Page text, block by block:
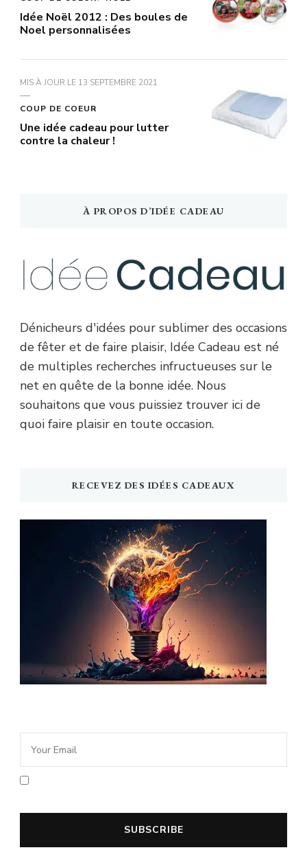
Idée Noël 2012 : Des boules de
Noel personnalisées
MIS À JOUR LE 13 SEPTEMBRE 2021
COUP DE COEUR
Une idée cadeau pour lutter
contre la chaleur !
À PROPOS D’IDÉE CADEAU
Dénicheurs d'idées pour sublimer des occasions
de fêter et de faire plaisir, Idée Cadeau est né
de multiples recherches infructueuses sur le
net en quête de la bonne idée. Nous
souhaitons que vous puissiez trouver ici de
quoi faire plaisir en toute occasion.
RECEVEZ DES IDÉES CADEAUX